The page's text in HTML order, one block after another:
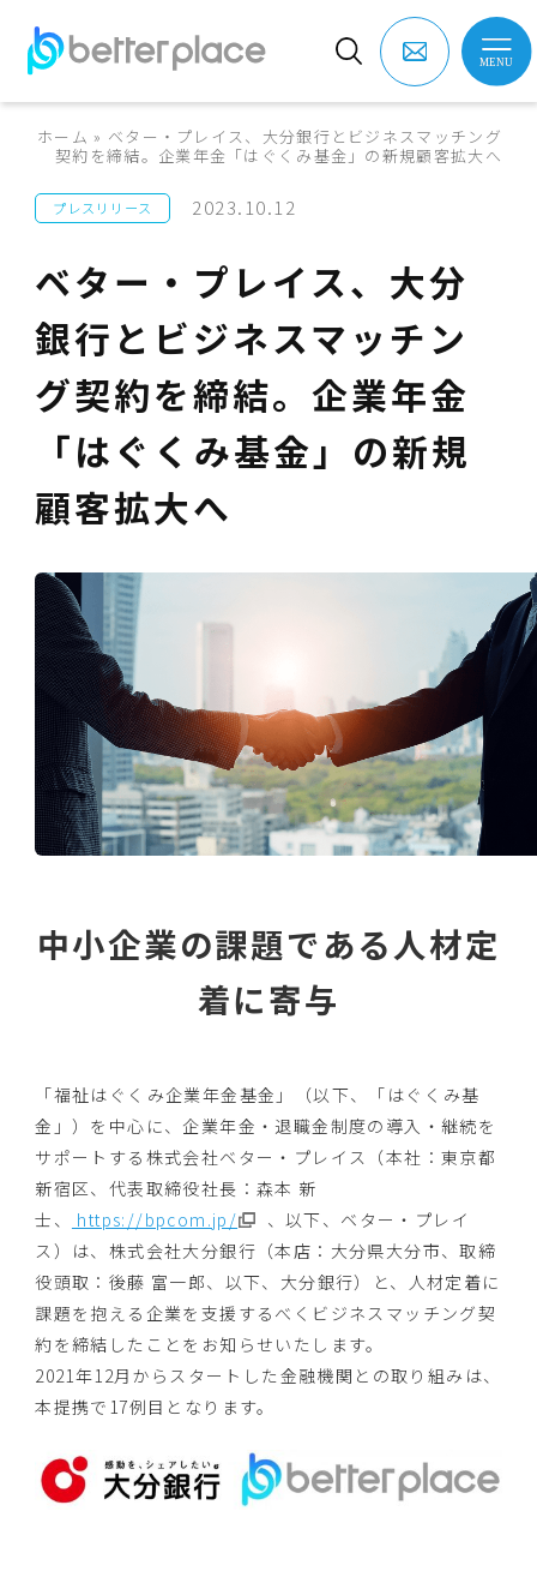
ホーム » ベター・プレイス、大分銀行とビジネスマッチング
契約を締結。企業年金「はぐくみ基金」の新規顧客拡大へ
プレスリリース 2023.10.12
ベター・プレイス、大分
銀行とビジネスマッチン
グ契約を締結。企業年金
「はぐくみ基金」の新規
顧客拡大へ
中小企業の課題である人材定
着に寄与
「福祉はぐくみ企業年金基金」（以下、「はぐくみ基
金」） を中心に、企業年金・退職金制度の導入・ 継続を
サポートする株式会社ベター・プレイス（本社： 東京都
新宿区、代表取締役社長：森本 新
士、
https://bpcom.jp/
、以下、ベター・プレイ
ス）は、株式会社大分銀行（本店： 大分県大分市、取締
役頭取：後藤 富一郎、以下、大分銀行）と、
人材定着に
課題を抱える企業を支援するべくビジネスマッチング契
約を締結したことをお知らせいたします。
2021年12月からスタートした金融機関との取り組みは、
本提携で17例目となります。